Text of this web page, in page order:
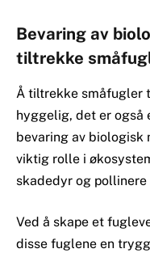
Bevaring av
tiltrekke
Å tiltrekke småfugler
hyggelig, det er også
bevaring av
viktig rolle i
skadedyr og pollinere
Ved å skape et
disse fuglene en